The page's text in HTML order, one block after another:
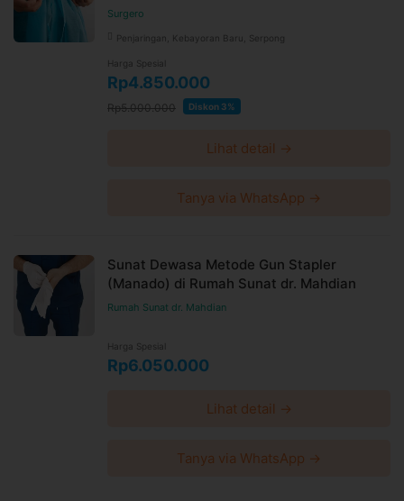
24 jam sebelum waktu treatment selama jadwal dokter
tersedia
Untuk lebih lengkapnya, Anda dapat membaca syarat
dan kebijakandi halaman ini
Syarat dan ketentuan dapat berubah sewaktu-waktu
tanpa pemberitahuan dan berlaku untuk pembelian
Surgero
Penjaringan, Kebayoran Baru, Serpong
Harga Spesial
Rp4.850.000
Rp5.000.000 Diskon 3%
Lihat detail →
Tanya via WhatsApp →
Sunat Dewasa Metode Gun Stapler
(Manado) di Rumah Sunat dr. Mahdian
Rumah Sunat dr. Mahdian
Harga Spesial
Rp6.050.000
Lihat detail →
Tanya via WhatsApp →